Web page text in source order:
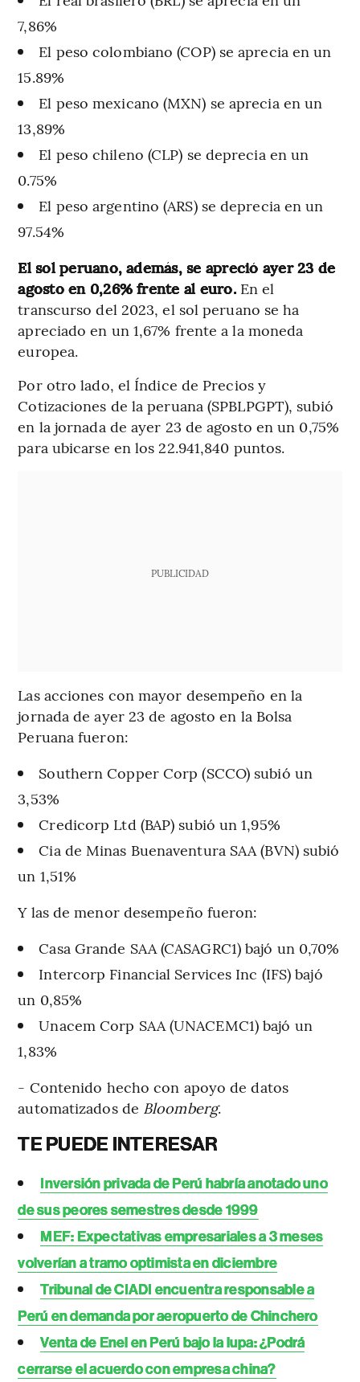
7,86%
El peso colombiano (COP) se aprecia en un
15.89%
El peso mexicano (MXN) se aprecia en un
13,89%
El peso chileno (CLP) se deprecia en un
0.75%
El peso argentino (ARS) se deprecia en un
97.54%
El sol peruano, además, se apreció ayer 23 de
agosto en 0,26% frente al euro.En el
transcurso del 2023, el sol peruano se ha
apreciado en un 1,67% frente a la moneda
europea.
Por otro lado, el Índice de Precios y
Cotizaciones de la peruana (SPBLPGPT), subió
en la jornada de ayer 23 de agosto en un 0,75%
para ubicarse en los 22.941,840 puntos.
PUBLICIDAD
Las acciones con mayor desempeño en la
jornada de ayer 23 de agosto en la Bolsa
Peruana fueron:
Southern Copper Corp (SCCO) subió un
3,53%
Credicorp Ltd (BAP) subió un 1,95%
Cia de Minas Buenaventura SAA (BVN) subió
un 1,51%
Y las de menor desempeño fueron:
Casa Grande SAA (CASAGRC1) bajó un 0,70%
Intercorp Financial Services Inc (IFS) bajó
un 0,85%
Unacem Corp SAA (UNACEMC1) bajó un
1,83%
- Contenido hecho con apoyo de datos
automatizados de Bloomberg.
TE PUEDE INTERESAR
Inversión privada de Perú habría anotado uno
de sus peores semestres desde 1999
MEF: Expectativas empresariales a 3 meses
volverían a tramo optimista en diciembre
Tribunal de CIADI encuentra responsable a
Perú en demanda por aeropuerto de Chinchero
Venta de Enel en Perú bajo la lupa: ¿Podrá
cerrarse el acuerdo con empresa china?